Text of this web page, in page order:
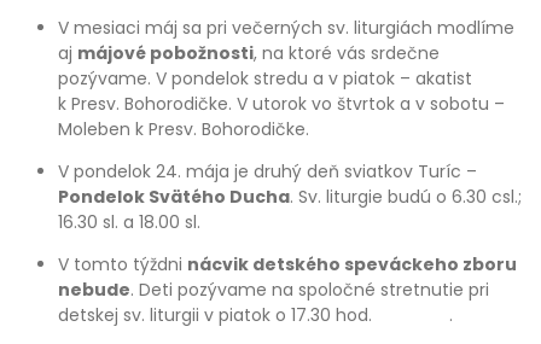
V mesiaci máj sa pri večerných sv. liturgiách modlíme
aj májové pobožnosti, na ktoré vás srdečne
pozývame. V pondelok stredu a v piatok – akatist
k Presv. Bohorodičke. V utorok vo štvrtok a v sobotu –
Moleben k Presv. Bohorodičke.
V pondelok 24. mája je druhý deň sviatkov Turíc –
Pondelok Svätého Ducha. Sv. liturgie budú o 6.30 csl.;
16.30 sl. a 18.00 sl.
V tomto týždni nácvik detského speváckeho zboru
nebude. Deti pozývame na spoločné stretnutie pri
detskej sv. liturgii v piatok o 17.30 hod. .